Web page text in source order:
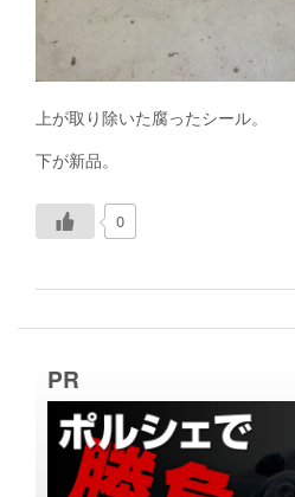
上が取り除いた腐ったシール。
下が新品。
0
PR